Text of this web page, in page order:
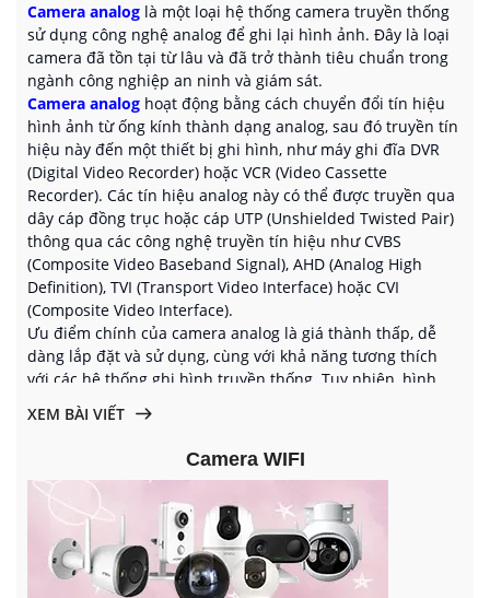
Camera analog là một loại hệ thống camera truyền thống
sử dụng công nghệ analog để ghi lại hình ảnh. Đây là loại
camera đã tồn tại từ lâu và đã trở thành tiêu chuẩn trong
ngành công nghiệp an ninh và giám sát.
Camera analog hoạt động bằng cách chuyển đổi tín hiệu
hình ảnh từ ống kính thành dạng analog, sau đó truyền tín
hiệu này đến một thiết bị ghi hình, như máy ghi đĩa DVR
(Digital Video Recorder) hoặc VCR (Video Cassette
Recorder). Các tín hiệu analog này có thể được truyền qua
dây cáp đồng trục hoặc cáp UTP (Unshielded Twisted Pair)
thông qua các công nghệ truyền tín hiệu như CVBS
(Composite Video Baseband Signal), AHD (Analog High
Definition), TVI (Transport Video Interface) hoặc CVI
(Composite Video Interface).
Ưu điểm chính của camera analog là giá thành thấp, dễ
dàng lắp đặt và sử dụng, cùng với khả năng tương thích
với các hệ thống ghi hình truyền thống. Tuy nhiên, hình
ảnh và chất lượng video của camera analog thường hạn
chế so với các công nghệ mới hơn như camera IP (Internet
Protocol). Đồng thời, hệ thống cáp và thiết bị ghi hình của
camera analog cũng có giới hạn về khoảng cách truyền tín
hiệu và khả năng mở rộng.
Mặc dù camera analog đã trở thành công nghệ cũ hơn,
nhưng vẫn còn được sử dụng rộng rãi trong các ứng dụng
giám sát và an ninh tại những nơi không yêu cầu chất
lượng hình ảnh cao hay tính năng mạng phức tạp.
XEM BÀI VIẾT
Camera WIFI